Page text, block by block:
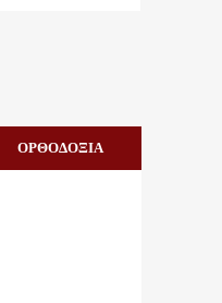
ΟΡΘΟΔΟΞΙΑ